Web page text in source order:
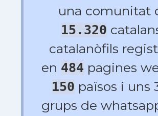
una comunitat
15.320
catalanòfils
en 484 pagines
150 països i uns
grups de